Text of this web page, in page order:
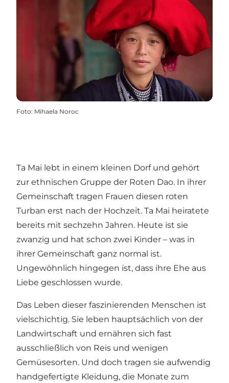
Foto: Mihaela Noroc
Ta Mai lebt in einem kleinen Dorf und gehört
zur ethnischen Gruppe der Roten Dao. In ihrer
Gemeinschaft tragen Frauen diesen roten
Turban erst nach der Hochzeit. Ta Mai heiratete
bereits mit sechzehn Jahren. Heute ist sie
zwanzig und hat schon zwei Kinder – was in
ihrer Gemeinschaft ganz normal ist.
Ungewöhnlich hingegen ist, dass ihre Ehe aus
Liebe geschlossen wurde.
Das Leben dieser faszinierenden Menschen ist
vielschichtig. Sie leben hauptsächlich von der
Landwirtschaft und ernähren sich fast
ausschließlich von Reis und wenigen
Gemüsesorten. Und doch tragen sie aufwendig
handgefertigte Kleidung, die Monate zum